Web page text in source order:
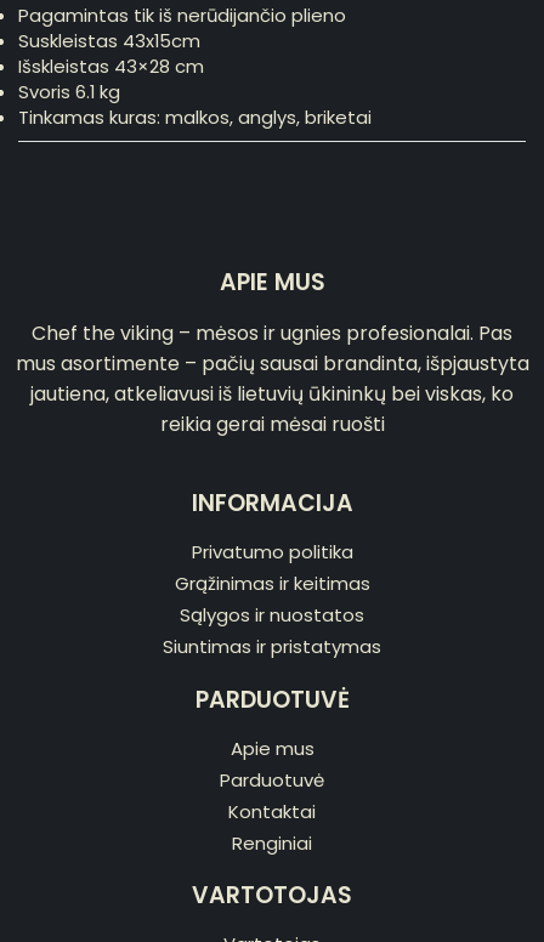
Pagamintas tik iš nerūdijančio plieno
Suskleistas 43x15cm
Išskleistas 43×28 cm
Svoris 6.1 kg
Tinkamas kuras: malkos, anglys, briketai
APIE MUS
Chef the viking – mėsos ir ugnies profesionalai. Pas
mus asortimente – pačių sausai brandinta, išpjaustyta
jautiena, atkeliavusi iš lietuvių ūkininkų bei viskas, ko
reikia gerai mėsai ruošti
INFORMACIJA
Privatumo politika
Grąžinimas ir keitimas
Sąlygos ir nuostatos
Siuntimas ir pristatymas
PARDUOTUVĖ
Apie mus
Parduotuvė
Kontaktai
Renginiai
VARTOTOJAS